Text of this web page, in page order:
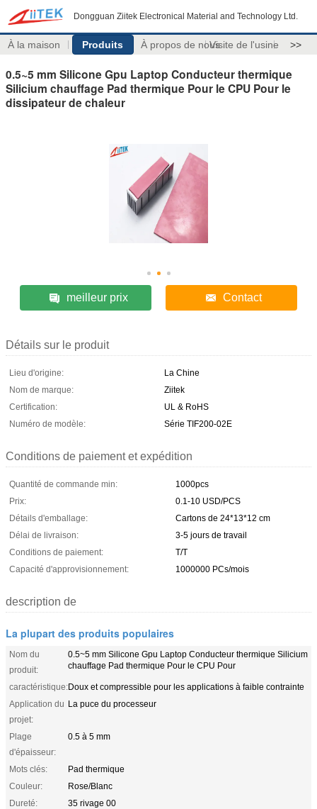
Dongguan Ziitek Electronical Material and Technology Ltd.
À la maison Produits À propos de nousVisite de l'usine >>
0.5~5 mm Silicone Gpu Laptop Conducteur thermique
Silicium chauffage Pad thermique Pour le CPU Pour le
dissipateur de chaleur
meilleur prix Contact
Détails sur le produit
Lieu d'origine:
La Chine
Nom de marque:
Ziitek
Certification:
UL & RoHS
Numéro de modèle:
Série TIF200-02E
Conditions de paiement et expédition
Quantité de commande min:
1000pcs
Prix:
0.1-10 USD/PCS
Détails d'emballage:
Cartons de 24*13*12 cm
Délai de livraison:
3-5 jours de travail
Conditions de paiement:
T/T
Capacité d'approvisionnement:
1000000 PCs/mois
description de
La plupart des produits populaires
Nom du
produit:
0.5~5 mm Silicone Gpu Laptop Conducteur thermique Silicium
chauffage Pad thermique Pour le CPU Pour
caractéristique:Doux et compressible pour les applications à faible contrainte
Application du
projet:
La puce du processeur
Plage
d'épaisseur:
0.5 à 5 mm
Mots clés:
Pad thermique
Couleur:
Rose/Blanc
Dureté:
35 rivage 00